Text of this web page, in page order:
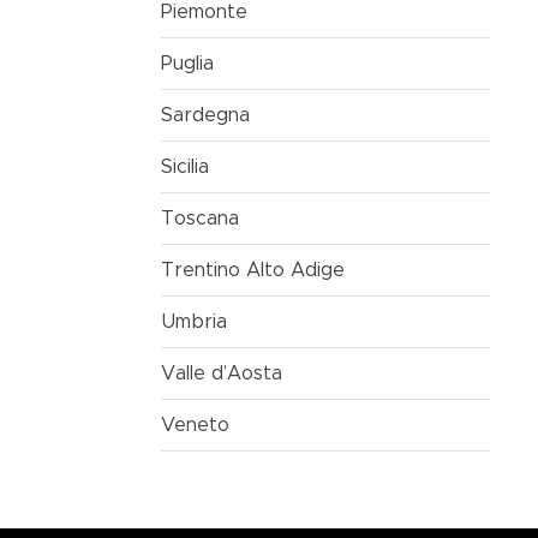
Piemonte
Puglia
Sardegna
Sicilia
Toscana
Trentino Alto Adige
Umbria
Valle d’Aosta
Veneto